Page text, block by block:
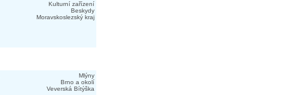
Kulturní zařízení
Beskydy
Moravskoslezský kraj
Mlýny
Brno a okolí
Veverská Bítýška